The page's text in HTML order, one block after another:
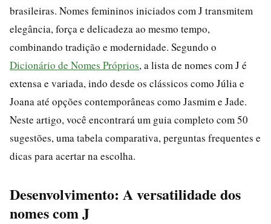
brasileiras. Nomes femininos iniciados com J transmitem
elegância, força e delicadeza ao mesmo tempo,
combinando tradição e modernidade. Segundo o
Dicionário de Nomes Próprios, a lista de nomes com J é
extensa e variada, indo desde os clássicos como Júlia e
Joana até opções contemporâneas como Jasmim e Jade.
Neste artigo, você encontrará um guia completo com 50
sugestões, uma tabela comparativa, perguntas frequentes e
dicas para acertar na escolha.
Desenvolvimento: A versatilidade dos
nomes com J